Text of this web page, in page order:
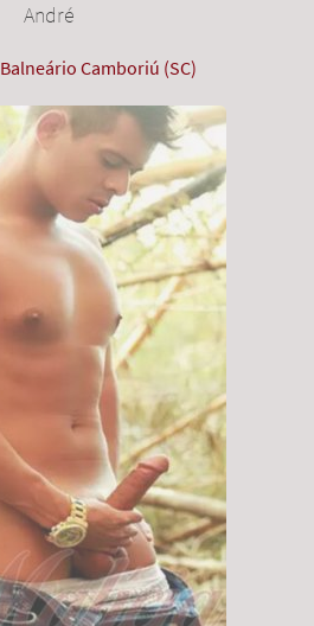
André
Balneário Camboriú (SC)